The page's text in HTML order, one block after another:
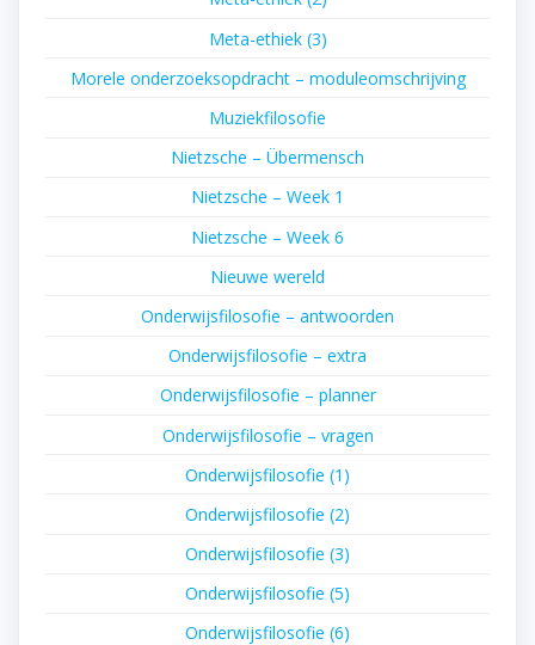
Meta-ethiek (3)
Morele onderzoeksopdracht – moduleomschrijving
Muziekfilosofie
Nietzsche – Übermensch
Nietzsche – Week 1
Nietzsche – Week 6
Nieuwe wereld
Onderwijsfilosofie – antwoorden
Onderwijsfilosofie – extra
Onderwijsfilosofie – planner
Onderwijsfilosofie – vragen
Onderwijsfilosofie (1)
Onderwijsfilosofie (2)
Onderwijsfilosofie (3)
Onderwijsfilosofie (5)
Onderwijsfilosofie (6)